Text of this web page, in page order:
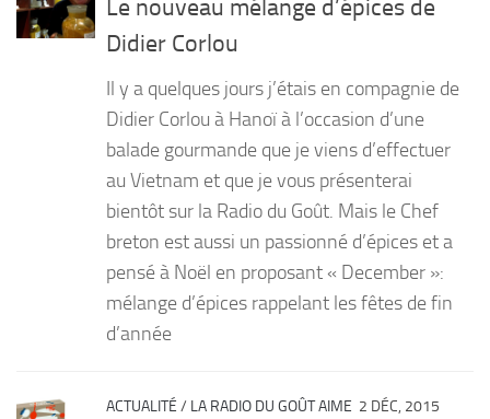
Le nouveau mélange d’épices de
Didier Corlou
Il y a quelques jours j’étais en compagnie de
Didier Corlou à Hanoï à l’occasion d’une
balade gourmande que je viens d’effectuer
au Vietnam et que je vous présenterai
bientôt sur la Radio du Goût. Mais le Chef
breton est aussi un passionné d’épices et a
pensé à Noël en proposant « December »:
mélange d’épices rappelant les fêtes de fin
d’année
ACTUALITÉ / LA RADIO DU GOÛT AIME 2 DÉC, 2015